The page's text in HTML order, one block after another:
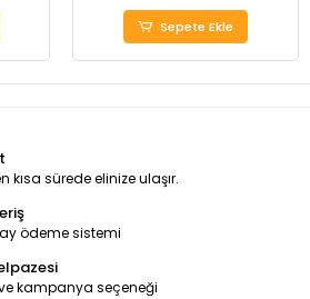
Sepete Ekle
kısa sürede elinize ulaşır.
ödeme sistemi
kampanya seçeneği